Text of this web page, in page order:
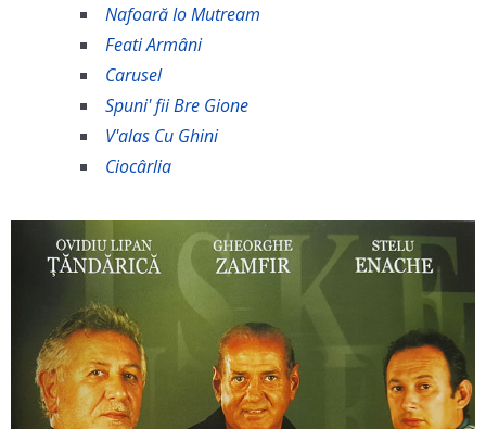
Nafoară Io Mutream
Feati Armâni
Carusel
Spuni' fii Bre Gione
V'alas Cu Ghini
Ciocârlia